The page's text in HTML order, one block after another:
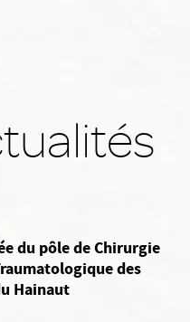
du pôle de Chirurgie
des
Hainaut